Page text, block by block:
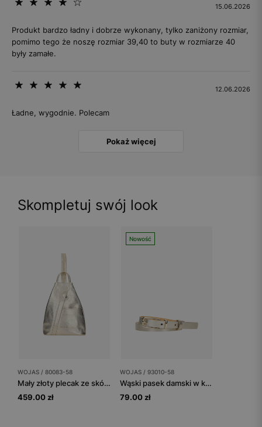
15.06.2026
Produkt bardzo ładny i dobrze wykonany, tylko zaniżony rozmiar,
pomimo tego że noszę rozmiar 39,40 to buty w rozmiarze 40
były zamałe.
12.06.2026
Ładne, wygodnie. Polecam
Pokaż więcej
Skompletuj swój look
WOJAS / 80083-58
Mały złoty plecak ze skóry licowej z zapinanymi rączkami
459.00 zł
Nowość
WOJAS / 93010-58
Wąski pasek damski w kolorze złotym
79.00 zł